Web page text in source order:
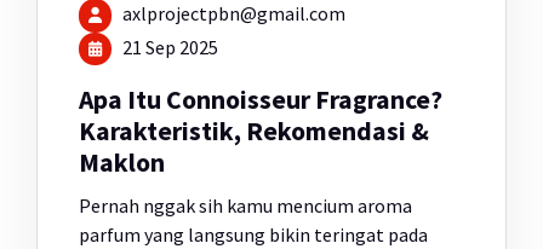
axlprojectpbn@gmail.com
21 Sep 2025
Apa Itu Connoisseur Fragrance?
Karakteristik, Rekomendasi &
Maklon
Pernah nggak sih kamu mencium aroma
parfum yang langsung bikin teringat pada